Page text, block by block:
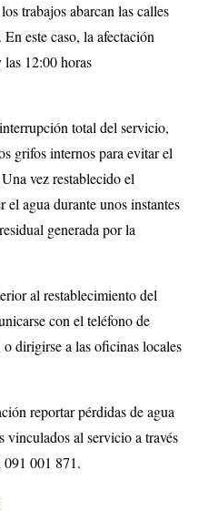
trabajos abarcan las calles
este caso, la afectación
12:00 horas
total del servicio,
grifos internos para evitar el
vez restablecido el
el agua durante unos instantes
generada por la
al restablecimiento del
con el teléfono de
dirigirse a las oficinas locales
reportar pérdidas de agua
vinculados al servicio a través
001 871.